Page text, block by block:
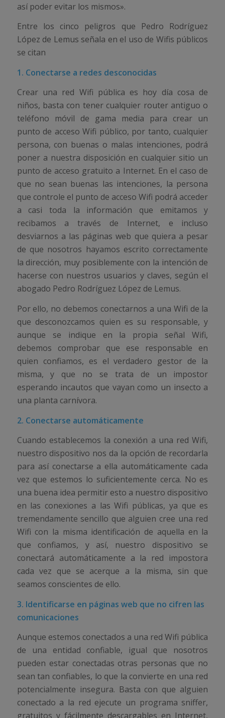
así poder evitar los mismos».
Entre los cinco peligros que Pedro Rodríguez
López de Lemus señala en el uso de Wifis públicos
se citan
1. Conectarse a redes desconocidas
Crear una red Wifi pública es hoy día cosa de
niños, basta con tener cualquier router antiguo o
teléfono móvil de gama media para crear un
punto de acceso Wifi público, por tanto, cualquier
persona, con buenas o malas intenciones, podrá
poner a nuestra disposición en cualquier sitio un
punto de acceso gratuito a Internet. En el caso de
que no sean buenas las intenciones, la persona
que controle el punto de acceso Wifi podrá acceder
a casi toda la información que emitamos y
recibamos a través de Internet, e incluso
desviarnos a las páginas web que quiera a pesar
de que nosotros hayamos escrito correctamente
la dirección, muy posiblemente con la intención de
hacerse con nuestros usuarios y claves, según el
abogado Pedro Rodríguez López de Lemus.
Por ello, no debemos conectarnos a una Wifi de la
que desconozcamos quien es su responsable, y
aunque se indique en la propia señal Wifi,
debemos comprobar que ese responsable en
quien confiamos, es el verdadero gestor de la
misma, y que no se trata de un impostor
esperando incautos que vayan como un insecto a
una planta carnívora.
2. Conectarse automáticamente
Cuando establecemos la conexión a una red Wifi,
nuestro dispositivo nos da la opción de recordarla
para así conectarse a ella automáticamente cada
vez que estemos lo suficientemente cerca. No es
una buena idea permitir esto a nuestro dispositivo
en las conexiones a las Wifi públicas, ya que es
tremendamente sencillo que alguien cree una red
Wifi con la misma identificación de aquella en la
que confiamos, y así, nuestro dispositivo se
conectará automáticamente a la red impostora
cada vez que se acerque a la misma, sin que
seamos conscientes de ello.
3. Identificarse en páginas web que no cifren las
comunicaciones
Aunque estemos conectados a una red Wifi pública
de una entidad confiable, igual que nosotros
pueden estar conectadas otras personas que no
sean tan confiables, lo que la convierte en una red
potencialmente insegura. Basta con que alguien
conectado a la red ejecute un programa sniffer,
gratuitos y fácilmente descargables en Internet,